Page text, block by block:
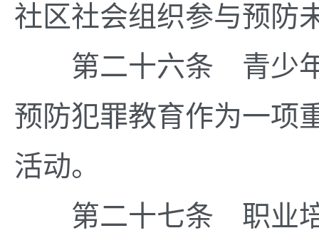
社区社会组织参与预防
第二十六条 青少年
预防犯罪教育作为一项
活动。
第二十七条 职业培